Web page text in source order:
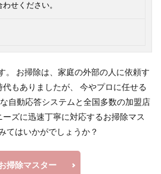
せください。
。 お掃除は、家庭の外部の人に依頼す
もありましたが、 今やプロに任せる
自動応答システムと全国多数の加盟店
ズに迅速丁寧に対応するお掃除マス
てはいかがでしょうか？
掃除マスター